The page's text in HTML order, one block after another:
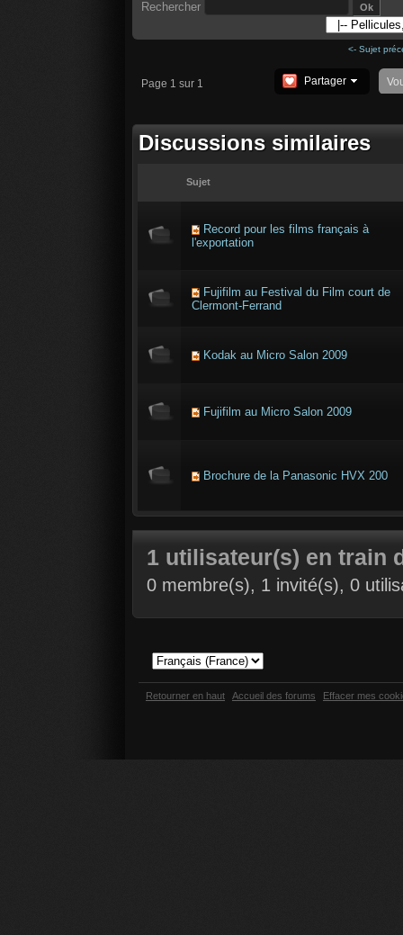
Rechercher
<- Sujet
Page 1 sur 1 Partager
Discussions similaires
Sujet
Record pour les films français à
l'exportation
Fujifilm au Festival du Film court de
Clermont-Ferrand
Kodak au Micro Salon 2009
Fujifilm au Micro Salon 2009
Brochure de la Panasonic HVX 200
1 utilisateur(s) en train
0 membre(s), 1 invité(s), 0
Retourner en haut Accueil des forums Effacer mes